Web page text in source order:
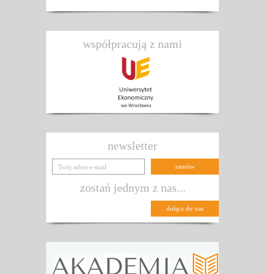
współpracują z nami
newsletter
zostań jednym z nas...